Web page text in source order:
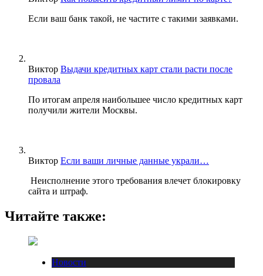
Если ваш банк такой, не частите с такими заявками.
Виктор Выдачи кредитных карт стали расти после
провала
По итогам апреля наибольшее число кредитных карт
получили жители Москвы.
Виктор Если ваши личные данные украли…
Неисполнение этого требования влечет блокировку
сайта и штраф.
Читайте также:
Новости